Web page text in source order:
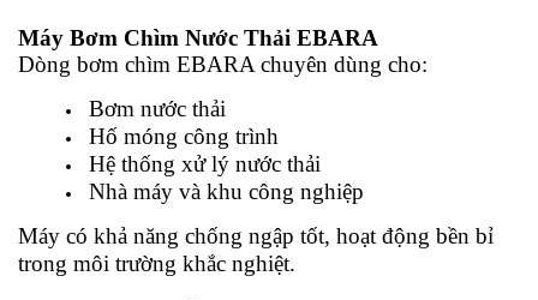
Máy Bơm Chìm Nước Thải EBARA
Dòng bơm chìm EBARA chuyên dùng cho:
Bơm nước thải
Hố móng công trình
Hệ thống xử lý nước thải
Nhà máy và khu công nghiệp
Máy có khả năng chống ngập tốt, hoạt động bền bỉ
trong môi trường khắc nghiệt.